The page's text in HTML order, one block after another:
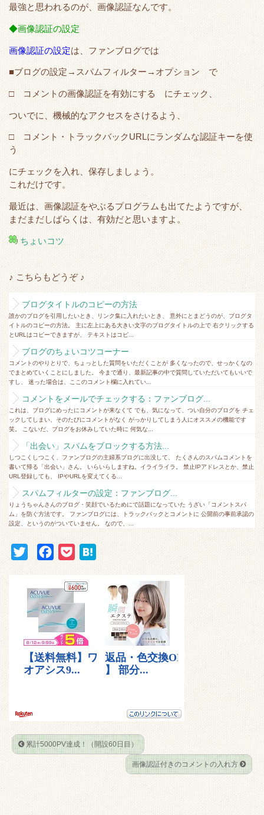
最強と思われるのが、画像認証なんです。
◆画像認証の設定
画像認証の設定は、ファンブログでは
■ブログの設定→スパムフィルター→オプション で
□ コメントの画像認証を有効にする にチェック、
ついでに、機械的なアクセスをさけるよう、
□ コメント・トラックバックURLにランダムな認証キーを使
う
にチェックを入れ、保存しましょう。
これだけです。
最近は、画像認証をやぶるプログラムも出てたようですが、
まだまだしばらくは、有効だと思いますよ。
ちょいコツ
♪ こちらもどうぞ ♪
ブログタイトルのコピーの方法
誰かのブログを引用したいとき、リンク集に入れたいとき、 意外にとまどうのが、ブログタ
イトルのコピーの方法。 主に左上にある大きい文字のブログタイトルの上で 右クリックする
とURLはコピーできますが、 テキストはコピ...
ブログのちょいコツコーナー
コメントのやりとりで、ちょっとした質問をいただくことが 多くなったので、せっかくなの
でまとめていくことにしました。 今まで通り、最新記事の中で質問していただいてもいいで
すし、 迷った場合は、ここのコメント欄に入れてい...
コメントをメールでチェックする：ファンブログ...
これは、ブログにめったにコメントが来なくて でも、気になって、つい自分のブログを チェ
ックしてしまい、そのたびにコメントがなく がっかりしてしまう人にオススメの機能です
笑。 こないだ、ブログをお休みしていた時に 何気な...
「出会い」スパムをブロックする方法...
しつこくしつこく、ファンブログの主婦系ブログに出没して、 たくさんのスパムコメントを
書いて帰る「出会い」さん。 いらいらしますね。イライライラ。 禁止IPアドレスとか、禁止
URL登録しても、 IPやURLを変えてくる...
スパムフィルターの設定：ファンブログ...
りょうちゃんさんのブログ・笑顔でいるためにで話題になっていた うざい「コメントスパ
ム」を防ぐ方法です。 ファンブログには、トラックバックとコメントに 公開前の事前承認の
設定、というのがついていません。 なので、...
t
t
r
e
o
o
k
c
k
e
t
累計5000PV達成！（開設60日目）
画像認証付きのコメントの入れ方